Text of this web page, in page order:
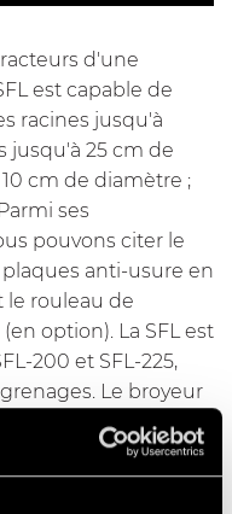
d'une
est capable de
racines jusqu'à
jusqu'à 25 cm de
cm de diamètre ;
ses
pouvons citer le
anti-usure en
le rouleau de
option). La SFL est
200 et SFL-225,
Le broyeur
: